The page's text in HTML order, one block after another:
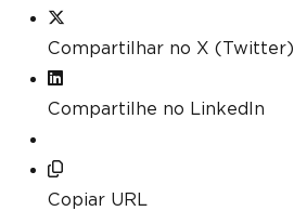
Compartilhar no X (Twitter)
Compartilhe no LinkedIn
Copiar URL